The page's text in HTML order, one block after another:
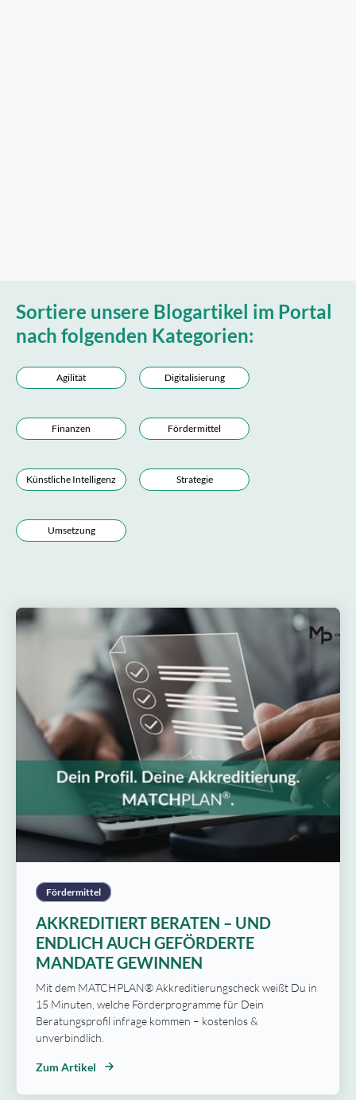
Sortiere unsere Blogartikel im Portal
nach folgenden Kategorien:
Agilität Digitalisierung
Finanzen Fördermittel
Künstliche Intelligenz Strategie
Umsetzung
Fördermittel
AKKREDITIERT BERATEN – UND
ENDLICH AUCH GEFÖRDERTE
MANDATE GEWINNEN
Mit dem MATCHPLAN® Akkreditierungscheck weißt Du in
15 Minuten, welche Förderprogramme für Dein
Beratungsprofil infrage kommen – kostenlos &
unverbindlich.
Zum Artikel